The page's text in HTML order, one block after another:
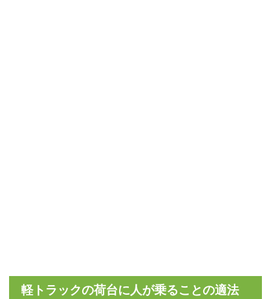
軽トラックの荷台に人が乗ることの適法